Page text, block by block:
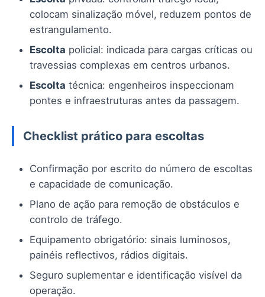
colocam sinalização móvel, reduzem pontos de
estrangulamento.
Escolta policial: indicada para cargas críticas ou
travessias complexas em centros urbanos.
Escolta técnica: engenheiros inspeccionam
pontes e infraestruturas antes da passagem.
Checklist prático para escoltas
Confirmação por escrito do número de escoltas
e capacidade de comunicação.
Plano de ação para remoção de obstáculos e
controlo de tráfego.
Equipamento obrigatório: sinais luminosos,
painéis reflectivos, rádios digitais.
Seguro suplementar e identificação visível da
operação.